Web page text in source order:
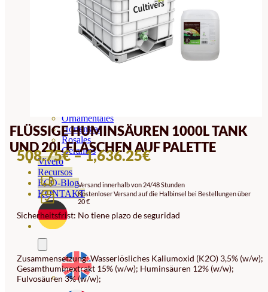
Huerto
Cítricos
Frutales
Césped
Coníferas y setos
Ornamentales
Hortensias
Rosales
Geranios
Vivero
Recursos
ECO-Blog
KONTAKT
FLÜSSIGE HUMINSÄUREN 1000L TANK
UND 20L FLASCHEN AUF PALETTE
508.75€–1,636.25€PREISSPANNE:
BIS
Versand innerhalb von 24/48 Stunden
Kostenloser Versand auf die Halbinsel bei Bestellungen über
20 €
Sicherheitsfrist: No tiene plazo de seguridad
Zusammensetzung: Wasserlösliches Kaliumoxid (K2O) 3,5% (w/w);
Gesamthuminextrakt 15% (w/w); Huminsäuren 12% (w/w);
Fulvosäuren 3% (w/w);